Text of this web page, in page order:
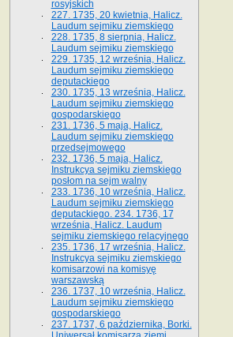
rosyjskich
227. 1735, 20 kwietnia, Halicz.
Laudum sejmiku ziemskiego
228. 1735, 8 sierpnia, Halicz.
Laudum sejmiku ziemskiego
229. 1735, 12 września, Halicz.
Laudum sejmiku ziemskiego
deputackiego
230. 1735, 13 września, Halicz.
Laudum sejmiku ziemskiego
gospodarskiego
231. 1736, 5 maja, Halicz.
Laudum sejmiku ziemskiego
przedsejmowego
232. 1736, 5 maja, Halicz.
Instrukcya sejmiku ziemskiego
posłom na sejm walny
233. 1736, 10 września, Halicz.
Laudum sejmiku ziemskiego
deputackiego. 234. 1736, 17
września, Halicz. Laudum
sejmiku ziemskiego relacyjnego
235. 1736, 17 września, Halicz.
Instrukcya sejmiku ziemskiego
komisarzowi na komisyę
warszawską
236. 1737, 10 września, Halicz.
Laudum sejmiku ziemskiego
gospodarskiego
237. 1737, 6 października, Borki.